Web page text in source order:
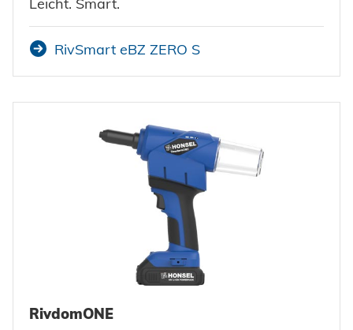
Leicht. Smart.
RivSmart eBZ ZERO S
RivdomONE